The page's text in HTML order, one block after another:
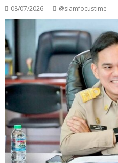
08/07/2026 @siamfocustime